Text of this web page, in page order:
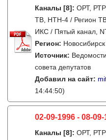
Каналы [8]: ОРТ, РТР
ТВ, НТН-4 / Регион
ИКС / Пятый канал,
Регион: Новосибирск
Источник:
совета депутатов
Добавил на сайт:
14:44:50)
02-09-1996 - 08-09-
Каналы [8]: ОРТ, РТР